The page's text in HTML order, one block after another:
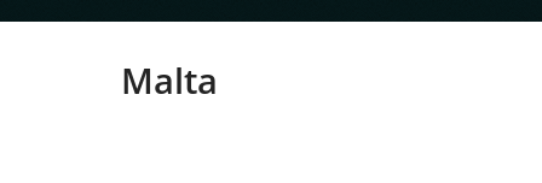
Malta